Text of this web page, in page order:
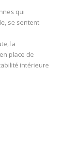
qui
se sentent
la
place de
intérieure